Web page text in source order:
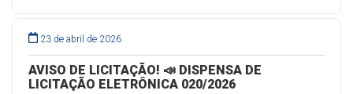
23 de abril de 2026
AVISO DE LICITAÇÃO! 📣 DISPENSA DE
LICITAÇÃO ELETRÔNICA 020/2026